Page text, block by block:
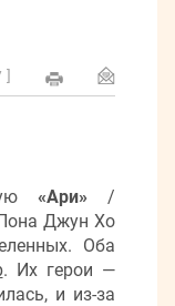
«Ари» /
Джун Хо
Оба
. Их герои —
и из-за